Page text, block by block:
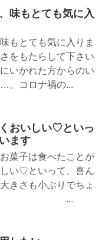
味もとても気に入
もとても気に入りま
をもたらして下さい
いかれた方からのい
。コロナ禍の...
おいしい♡といっ
ます
菓子は食べたことが
い♡といって、喜ん
きさも小ぶりでちょ
す。 ...